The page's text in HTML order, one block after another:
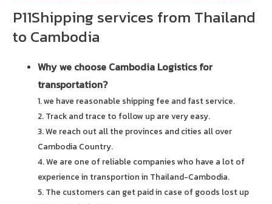
P11Shipping services from Thailand
to Cambodia
Why we choose Cambodia Logistics for
transportation?
1. we have reasonable shipping fee and fast service.
2. Track and trace to follow up are very easy.
3. We reach out all the provinces and cities all over
Cambodia Country.
4. We are one of reliable companies who have a lot of
experience in transportion in Thailand-Cambodia.
5. The customers can get paid in case of goods lost up